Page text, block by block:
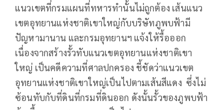
แนวเขตที่กรมแผนที่ทหารทำนั้นไม่ถูกต้อง เส้นแนว
เขตอุทยานแห่งชาติเขาใหญ่กับบริษัทภูพบฟ้ามี
ปัญหามานาน และกรมอุทยานฯ แจ้งให้รื้อออก
เนื่องจากสร้างรั้วทับแนวเขตอุทยานแห่งชาติเขา
ใหญ่ เป็นคดีความที่ศาลปกครอง ชี้ชัดว่าแนวเขต
อุทยานแห่งชาติเขาใหญ่เป็นไปตามเส้นสีแดง ซึ่งไม่
ซ้อนทับกับที่ดินที่กรมที่ดินออก ดังนั้นรั้วของภูพบฟ้า